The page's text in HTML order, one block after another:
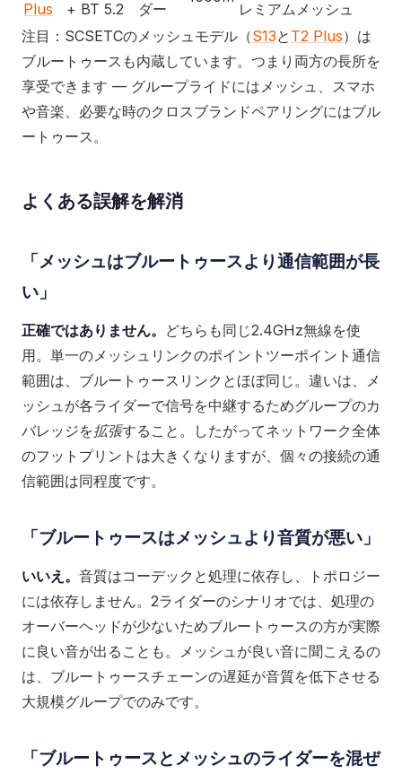
Plus + BT 5.2 ダー
レミアムメッシュ
注目：SCSETCのメッシュモデル（S13と T2 Plus）は
ブルートゥースも内蔵しています。つまり両方の長所を
享受できます — グループライドにはメッシュ、スマホ
や音楽、必要な時のクロスブランドペアリングにはブル
ートゥース。
よくある誤解を解消
「メッシュはブルートゥースより通信範囲が長
い」
正確ではありません。 どちらも同じ2.4GHz無線を使
用。単一のメッシュリンクのポイントツーポイント通信
範囲は、ブルートゥースリンクとほぼ同じ。違いは、メ
ッシュが各ライダーで信号を中継するためグループのカ
バレッジを拡張すること。したがってネットワーク全体
のフットプリントは大きくなりますが、個々の接続の通
信範囲は同程度です。
「ブルートゥースはメッシュより音質が悪い」
いいえ。 音質はコーデックと処理に依存し、トポロジー
には依存しません。2ライダーのシナリオでは、処理の
オーバーヘッドが少ないためブルートゥースの方が実際
に良い音が出ることも。メッシュが良い音に聞こえるの
は、ブルートゥースチェーンの遅延が音質を低下させる
大規模グループでのみです。
「ブルートゥースとメッシュのライダーを混ぜ